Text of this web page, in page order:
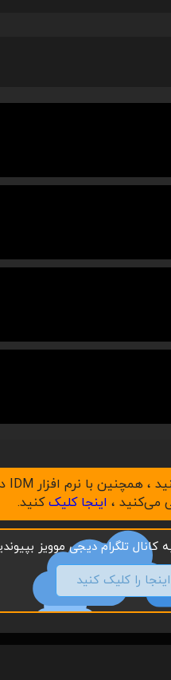
می‌کنید ، اینجا کلیککنید.
تلگرام دیجی موویز
را کلیک کنید